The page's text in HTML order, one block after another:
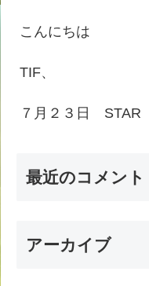
こんにちは
TIF、
７月２３日 STAR
最近のコメント
アーカイブ